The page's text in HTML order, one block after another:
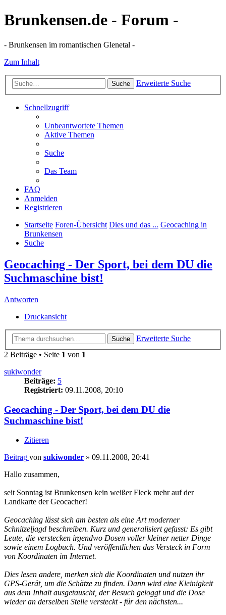
Brunkensen.de - Forum -
- Brunkensen im romantischen Glenetal -
Zum Inhalt
Suche Erweiterte Suche
Schnellzugriff
Unbeantwortete Themen
Aktive Themen
Suche
Das Team
FAQ
Anmelden
Registrieren
Startseite Foren-Übersicht Dies und das ... Geocaching in
Brunkensen
Suche
Geocaching - Der Sport, bei dem DU die
Suchmaschine bist!
Antworten
Druckansicht
Suche
Erweiterte Suche
2 Beiträge • Seite 1 von 1
sukiwonder
Beiträge: 5
Registriert: 09.11.2008, 20:10
Geocaching - Der Sport, bei dem DU die
Suchmaschine bist!
Zitieren
Beitrag von sukiwonder » 09.11.2008, 20:41
Hallo zusammen,
seit Sonntag ist Brunkensen kein weißer Fleck mehr auf der
Landkarte der Geocacher!
Geocaching lässt sich am besten als eine Art moderner
Schnitzeljagd beschreiben. Kurz und generalisiert gefasst: Es gibt
Leute, die verstecken irgendwo Dosen voller kleiner netter Dinge
sowie einem Logbuch. Und veröffentlichen das Versteck in Form
von Koordinaten im Internet.
Dies lesen andere, merken sich die Koordinaten und nutzen ihr
GPS-Gerät, um die Schätze zu finden. Dann wird eine Kleinigkeit
aus dem Inhalt ausgetauscht, der Besuch geloggt und die Dose
wieder an derselben Stelle versteckt - für den nächsten...